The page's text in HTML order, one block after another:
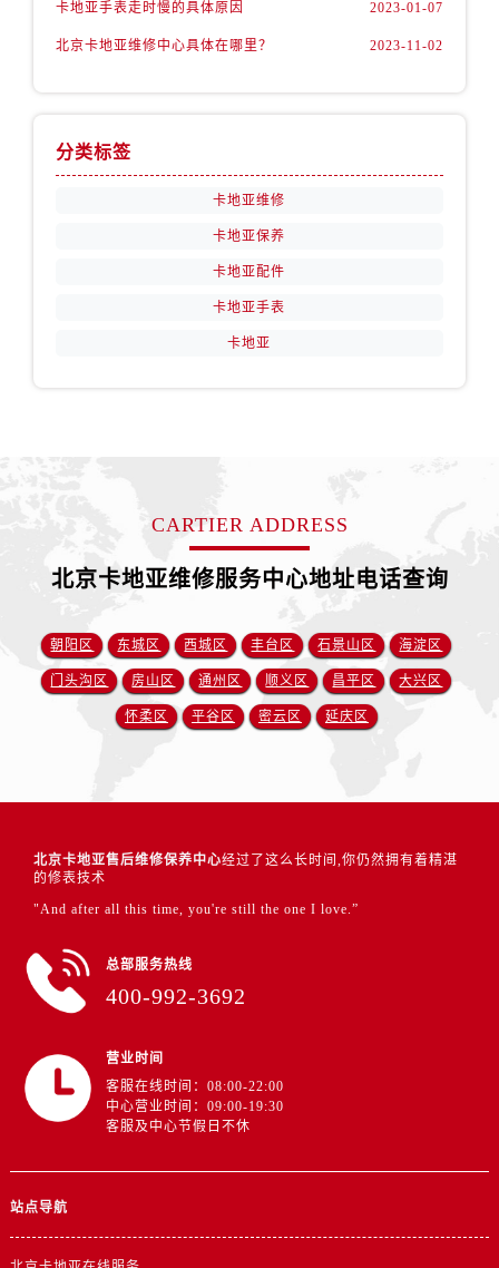
卡地亚手表走时慢的具体原因 2023-01-07
北京卡地亚维修中心具体在哪里？ 2023-11-02
分类标签
卡地亚维修
卡地亚保养
卡地亚配件
卡地亚手表
卡地亚
CARTIER ADDRESS
北京卡地亚维修服务中心地址电话查询
朝阳区 东城区 西城区 丰台区 石景山区 海淀区
门头沟区 房山区 通州区 顺义区 昌平区 大兴区
怀柔区 平谷区 密云区 延庆区
北京卡地亚售后维修保养中心经过了这么长时间,你仍然拥有着精湛
的修表技术
"And after all this time, you're still the one I love.”
总部服务热线
400-992-3692
营业时间
客服在线时间：08:00-22:00
中心营业时间：09:00-19:30
客服及中心节假日不休
站点导航